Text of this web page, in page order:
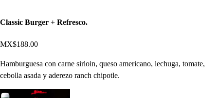
Classic Burger + Refresco.
MX$188.00
Hamburguesa con carne sirloin, queso americano, lechuga, tomate,
cebolla asada y aderezo ranch chipotle.